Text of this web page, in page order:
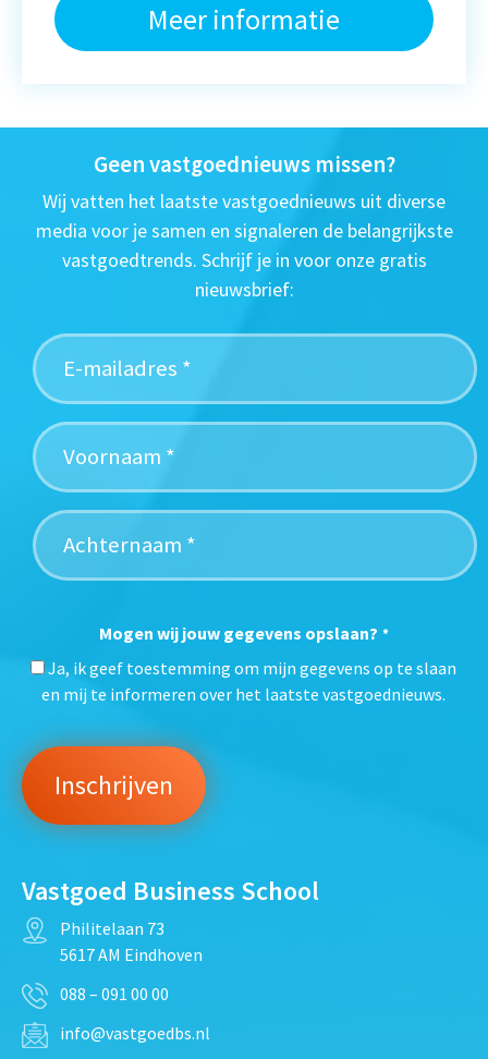
Meer informatie
Geen vastgoednieuws missen?
Wij vatten het laatste vastgoednieuws uit diverse
media voor je samen en signaleren de belangrijkste
vastgoedtrends. Schrijf je in voor onze gratis
nieuwsbrief:
Mogen wij jouw gegevens opslaan? *
Ja, ik geef toestemming om mijn gegevens op te slaan
en mij te informeren over het laatste vastgoednieuws.
Vastgoed Business School
Philitelaan 73
5617 AM Eindhoven
088 – 091 00 00
info@vastgoedbs.nl